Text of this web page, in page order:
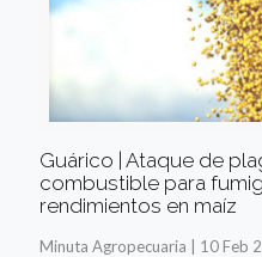
Guárico | Ataque de
combustible para
rendimientos en maíz
Minuta Agropecuaria | 10 Feb